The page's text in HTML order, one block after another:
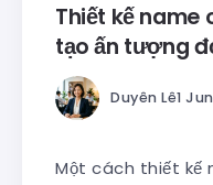
Thiết kế
tạo ấn tượng
Duyên Lê1
Một cách thiết kế